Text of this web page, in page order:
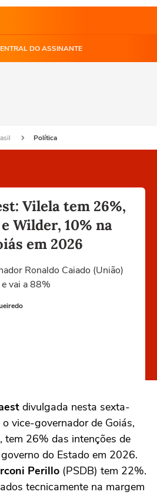
DO ASSINANTE
Política
Vilela tem 26%,
Wilder, 10% na
em 2026
Ronaldo Caiado (União)
vai a 88%
divulgada nesta sexta-
vice-governador de Goiás,
tem 26% das intenções de
do Estado em 2026.
Perillo (PSDB) tem 22%.
tecnicamente na margem